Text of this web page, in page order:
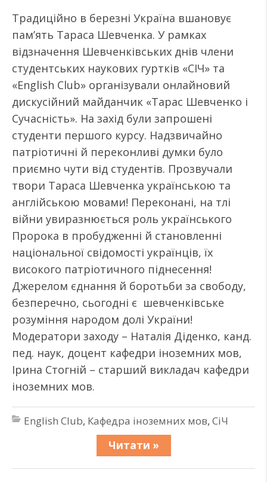
Традиційно в березні Україна вшановує
пам’ять Тараса Шевченка. У рамках
відзначення Шевченківських днів члени
студентських наукових гуртків «СІЧ» та
«English Club» організували онлайновий
дискусійний майданчик «Тарас Шевченко і
Сучасність». На захід були запрошені
студенти першого курсу. Надзвичайно
патріотичні й переконливі думки було
приємно чути від студентів. Прозвучали
твори Тараса Шевченка українською та
англійською мовами! Переконані, на тлі
війни увиразнюється роль українського
Пророка в пробудженні й становленні
національної свідомості українців, їх
високого патріотичного піднесення!
Джерелом єднання й боротьби за свободу,
безперечно, сьогодні є шевченківське
розуміння народом долі України!
Модератори заходу – Наталія Діденко, канд.
пед. наук, доцент кафедри іноземних мов,
Ірина Стогній – старший викладач кафедри
іноземних мов.
English Club, Кафедра іноземних мов, СіЧ
Читати »